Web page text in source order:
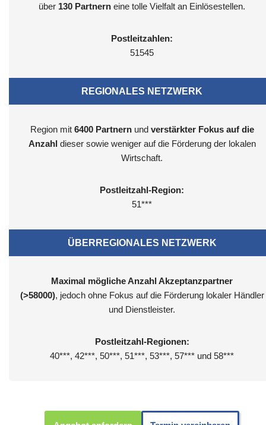
über 130 Partnern eine tolle Vielfalt an Einlösestellen.
Postleitzahlen:
51545
REGIONALES NETZWERK
Region mit 6400 Partnernund verstärkter Fokus auf die
Anzahl dieser sowie weniger auf die Förderung der lokalen
Wirtschaft.
Postleitzahl-Region:
51***
ÜBERREGIONALES NETZWERK
Maximal mögliche Anzahl Akzeptanzpartner
(>58000), jedoch ohne Fokus auf die Förderung lokaler Händler
und Dienstleister.
Postleitzahl-Regionen:
40***, 42***, 50***, 51***, 53***, 57*** und 58***